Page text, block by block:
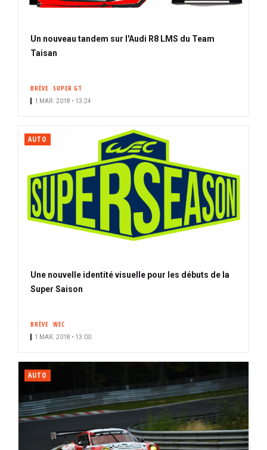
Un nouveau tandem sur l'Audi R8 LMS du Team
Taisan
BRÈVE SUPER GT
1 MAR. 2018 • 13:24
AUTO
Une nouvelle identité visuelle pour les débuts de la
Super Saison
BRÈVE WEC
1 MAR. 2018 • 13:00
AUTO